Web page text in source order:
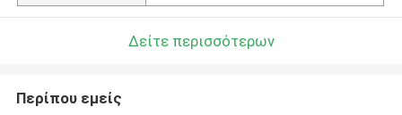
Δείτε περισσότερων
Περίπου εμείς